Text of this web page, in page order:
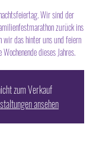
Wir sind der
zurück ins
wir das hinter uns und feiern
dieses Jahres.
zum Verkauf
ansehen